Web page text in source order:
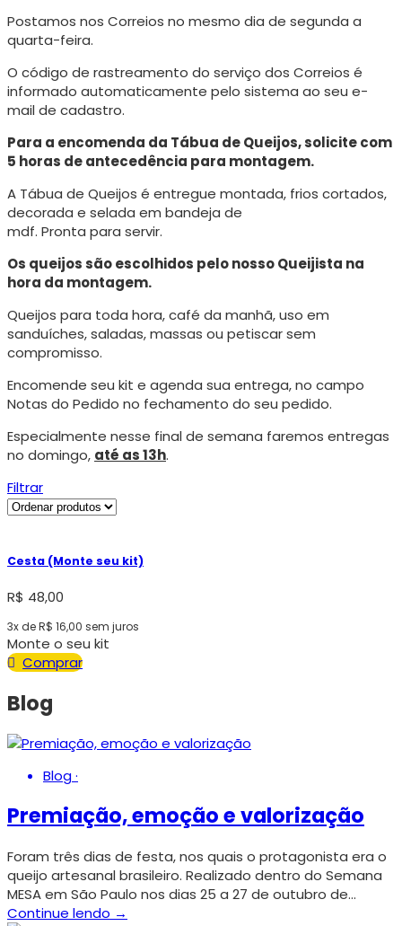
Postamos nos Correios no mesmo dia de segunda a
quarta-feira.
O código de rastreamento do serviço dos Correios é
informado automaticamente pelo sistema ao seu e-
mail de cadastro.
Para a encomenda da Tábua de Queijos, solicite com
5 horas de antecedência para montagem.
A Tábua de Queijos é entregue montada, frios cortados,
decorada e selada em bandeja de
mdf. Pronta para servir.
Os queijos são escolhidos pelo nosso Queijista na
hora da montagem.
Queijos para toda hora, café da manhã, uso em
sanduíches, saladas, massas ou petiscar sem
compromisso.
Encomende seu kit e agenda sua entrega, no campo
Notas do Pedido no fechamento do seu pedido.
Especialmente nesse final de semana faremos entregas
no domingo, até as 13h.
Filtrar
Cesta (Monte seu kit)
R$ 48,00
3x deR$ 16,00 sem juros
Monte o seu kit
Comprar
Blog
Blog·
Premiação, emoção e valorização
Foram três dias de festa, nos quais o protagonista era o
queijo artesanal brasileiro. Realizado dentro do Semana
MESA em São Paulo nos dias 25 a 27 de outubro de…
Continue lendo →